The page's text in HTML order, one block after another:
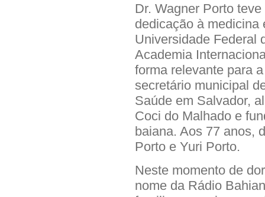
Dr. Wagner Porto
dedicação à medicina
Universidade Federal
Academia
forma relevante para
secretário municipal
Saúde em Salvador,
Coci do Malhado e
baiana. Aos 77 anos,
Porto e Yuri Porto.
Neste momento de
nome da Rádio